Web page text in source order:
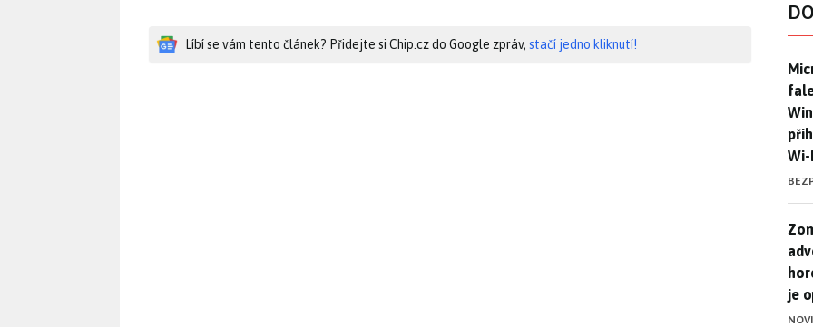
Líbí se vám tento článek? Přidejte si Chip.cz do Google zpráv, stačí jedno kliknutí!
Wi-
je